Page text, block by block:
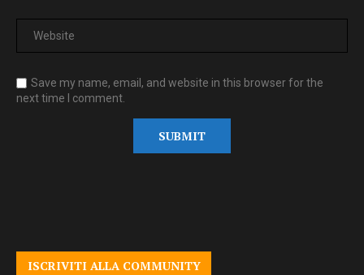
Save my name, email, and website in this browser for the
next time I comment.
ISCRIVITI ALLA COMMUNITY